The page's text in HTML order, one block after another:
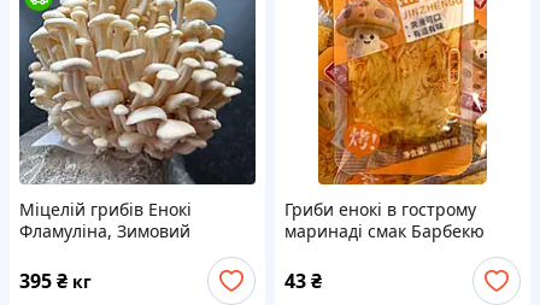
Міцелій грибів Енокі
Фламуліна, Зимовий
395₴ кг
Гриби енокі в гострому
маринаді смак Барбекю
43₴